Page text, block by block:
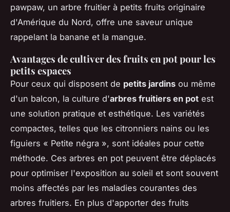
pawpaw, un arbre fruitier à petits fruits originaire
d'Amérique du Nord, offre une saveur unique
rappelant la banane et la mangue.
Avantages de cultiver des fruits en pot pour les
petits espaces
Pour ceux qui disposent de petits jardins ou même
d'un balcon, la culture d'arbres fruitiers en pot est
une solution pratique et esthétique. Les variétés
compactes, telles que les citronniers nains ou les
figuiers « Petite négra », sont idéales pour cette
méthode. Ces arbres en pot peuvent être déplacés
pour optimiser l'exposition au soleil et sont souvent
moins affectés par les maladies courantes des
arbres fruitiers. En plus d'apporter des fruits